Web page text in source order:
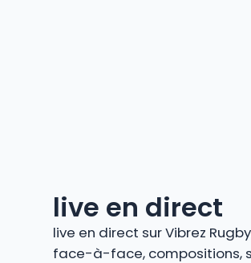
live en direct
live en direct sur Vibrez
face-à-face, compositions,